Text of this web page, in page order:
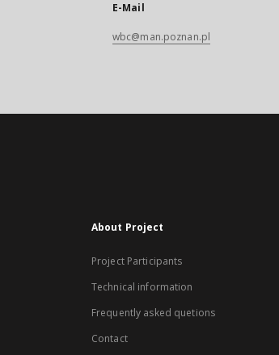
E-Mail
wbc@man.poznan.pl
About Project
Project Participants
Technical information
Frequently asked quetions
Contact